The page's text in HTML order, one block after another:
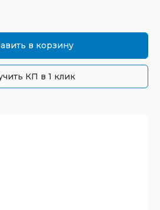
в корзину
КП в 1 клик